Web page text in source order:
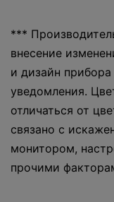
***
внесение
и дизайн прибора
уведомления.
отличаться от
связано с
монитором,
прочими